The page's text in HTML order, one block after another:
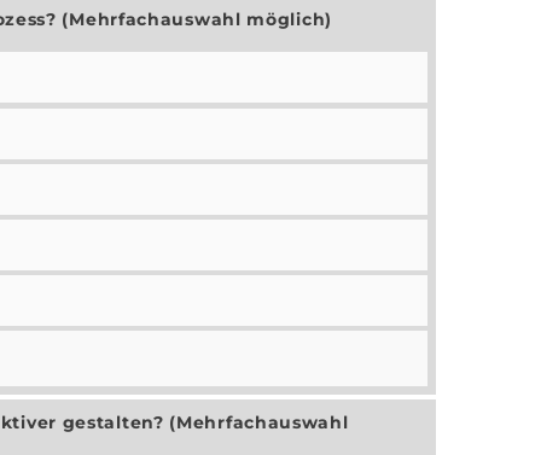
(Mehrfachauswahl möglich)
gestalten? (Mehrfachauswahl